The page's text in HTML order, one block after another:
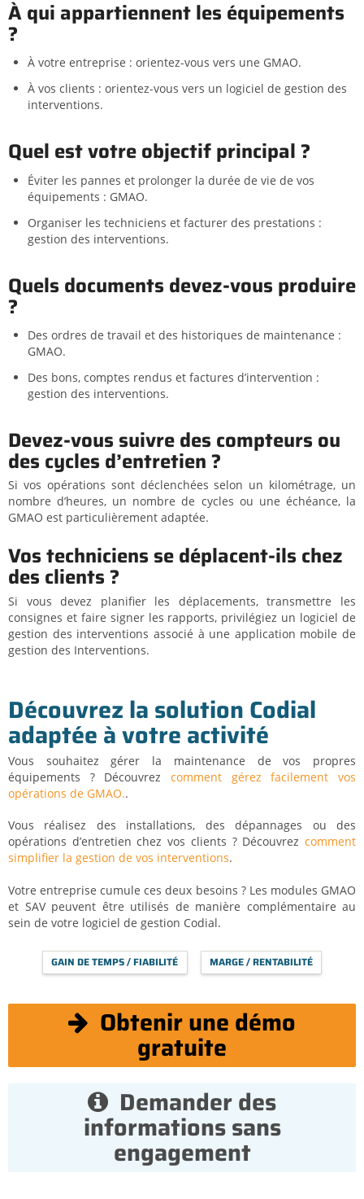
À qui appartiennent les équipements
?
À votre entreprise : orientez-vous vers une GMAO.
À vos clients : orientez-vous vers un logiciel de gestion des
interventions.
Quel est votre objectif principal ?
Éviter les pannes et prolonger la durée de vie de vos
équipements : GMAO.
Organiser les techniciens et facturer des prestations :
gestion des interventions.
Quels documents devez-vous produire
?
Des ordres de travail et des historiques de maintenance :
GMAO.
Des bons, comptes rendus et factures d’intervention :
gestion des interventions.
Devez-vous suivre des compteurs ou
des cycles d’entretien ?
Si vos opérations sont déclenchées selon un kilométrage, un
nombre d’heures, un nombre de cycles ou une échéance, la
GMAO est particulièrement adaptée.
Vos techniciens se déplacent-ils chez
des clients ?
Si vous devez planifier les déplacements, transmettre les
consignes et faire signer les rapports, privilégiez un logiciel de
gestion des interventions associé à une application mobile de
gestion des Interventions.
Découvrez la solution Codial
adaptée à votre activité
Vous souhaitez gérer la maintenance de vos propres
équipements ? Découvrez comment gérez facilement vos
opérations de GMAO..
Vous réalisez des installations, des dépannages ou des
opérations d’entretien chez vos clients ? Découvrez comment
simplifier la gestion de vos interventions.
Votre entreprise cumule ces deux besoins ? Les modules GMAO
et SAV peuvent être utilisés de manière complémentaire au
sein de votre logiciel de gestion Codial.
GAIN DE TEMPS / FIABILITÉ MARGE / RENTABILITÉ
Obtenir une démo
gratuite
Demander des
informations sans
engagement